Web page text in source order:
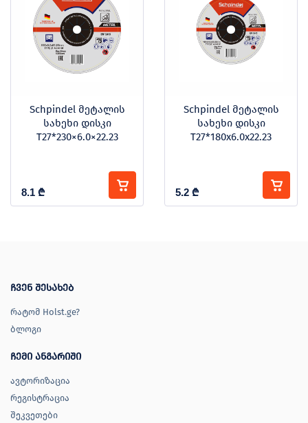
Schpindel მეტალის
სახეხი დისკი
T27*230×6.0×22.23
8.1 ₾
Schpindel მეტალის
სახეხი დისკი
T27*180x6.0x22.23
5.2 ₾
ჩვენ შესახებ
რატომ Holst.ge?
ბლოგი
ჩემი ანგარიში
ავტორიზაცია
რეგისტრაცია
შეკვეთები